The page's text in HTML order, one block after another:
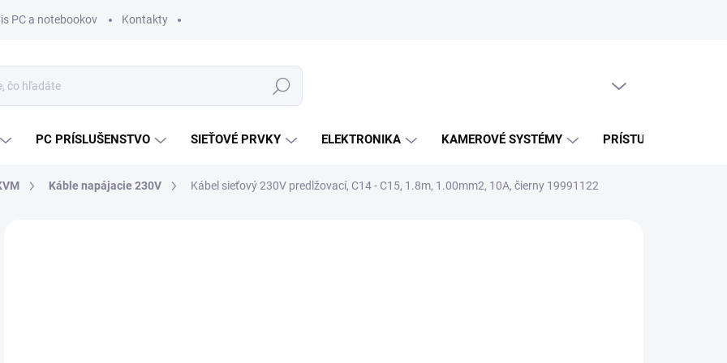
PC a notebookov Kontakty
Hľadať
PC PRÍSLUŠENSTVO SIEŤOVÉ PRVKY ELEKTRONIKA KAMEROVÉ SYSTÉMY PRÍSTUPOVÉ
Káble napájacie 230V Kábel sieťový 230V predlžovací, C14 - C15, 1.8m, 1.00mm2, 10A, čierny 19991122